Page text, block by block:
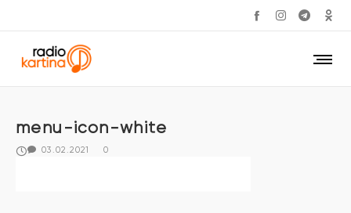
menu-icon-white
03.02.2021 0